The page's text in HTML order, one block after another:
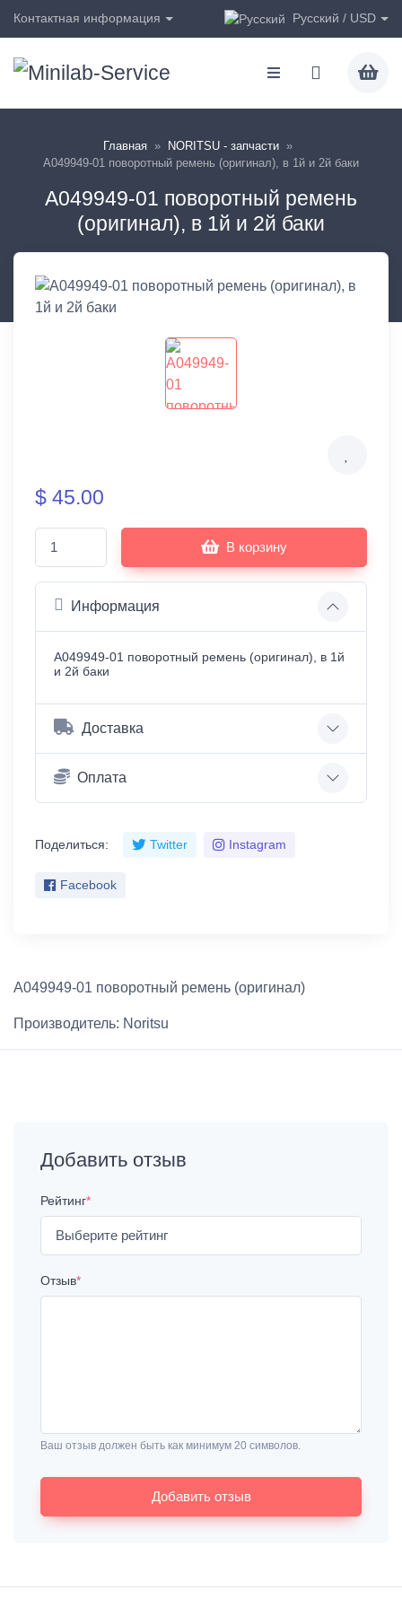
Контактная информация Русский / USD
Главная » NORITSU - запчасти
»
A049949-01 поворотный ремень (оригинал), в 1й и 2й баки
A049949-01 поворотный ремень
(оригинал), в 1й и 2й баки
$ 45.00
В корзину
Информация
A049949-01 поворотный ремень (оригинал), в 1й
и 2й баки
Доставка
Оплата
Поделиться: Twitter Instagram
Facebook
A049949-01 поворотный ремень (оригинал)
Производитель: Noritsu
Добавить отзыв
Рейтинг*
Отзыв*
Ваш отзыв должен быть как минимум 20 символов.
Добавить отзыв